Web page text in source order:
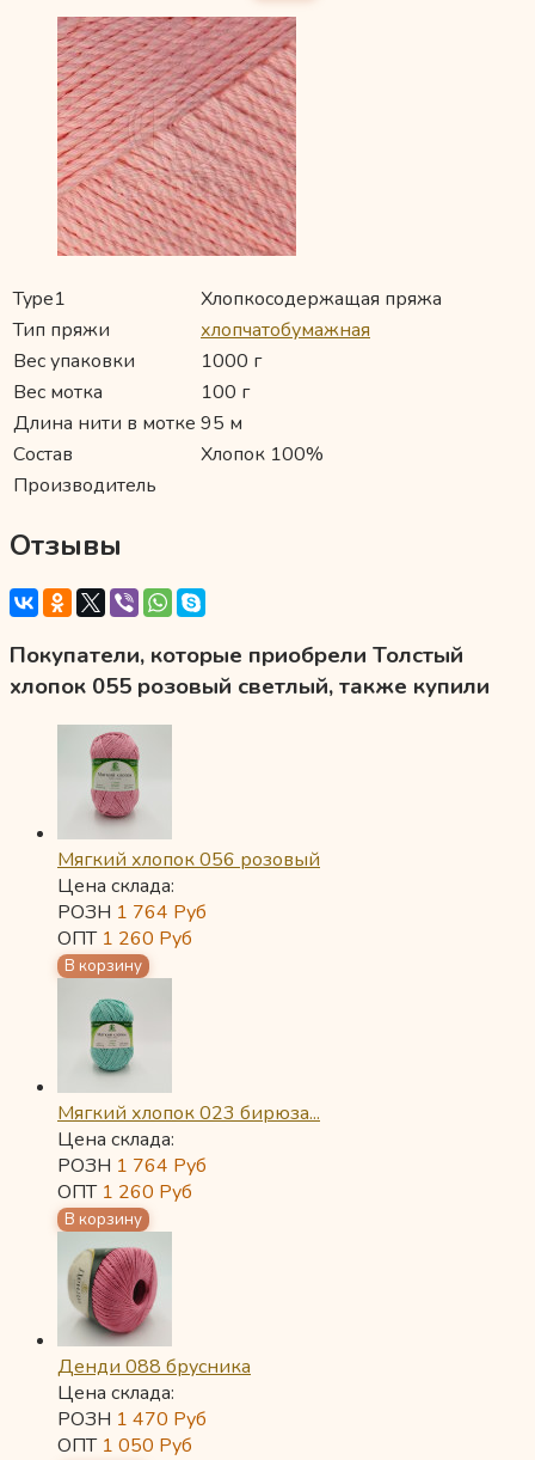
Type1
Хлопкосодержащая пряжа
Тип пряжи
хлопчатобумажная
Вес упаковки
1000 г
Вес мотка
100 г
Длина нити в мотке 95 м
Состав
Хлопок 100%
Производитель
Отзывы
Покупатели, которые приобрели Толстый
хлопок 055 розовый светлый, также купили
Мягкий хлопок 056 розовый
Цена склада:
РОЗН 1 764 Руб
ОПТ 1 260 Руб
Мягкий хлопок 023 бирюза...
Цена склада:
РОЗН 1 764 Руб
ОПТ 1 260 Руб
Денди 088 брусника
Цена склада:
РОЗН 1 470 Руб
ОПТ 1 050 Руб